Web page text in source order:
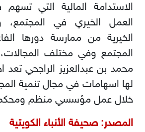
الاستدامة المالية التي
العمل الخيري في المجتمع،
الخيرية من ممارسة دورها
المجتمع وفي مختلف
محمد بن عبدالعزيز الراجحي تعد
لها اسهامات في مجال تنمية
خلال عمل مؤسسي منظم
المصدر: صحيفة الأنباء الكويتية